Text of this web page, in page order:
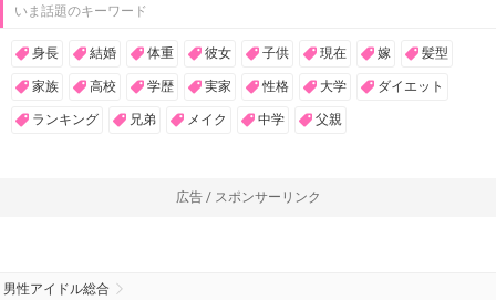
いま話題のキーワード
身長 結婚 体重 彼女 子供 現在 嫁 髪型
家族 高校 学歴 実家 性格 大学 ダイエット
ランキング 兄弟 メイク 中学 父親
広告 / スポンサーリンク
男性アイドル総合